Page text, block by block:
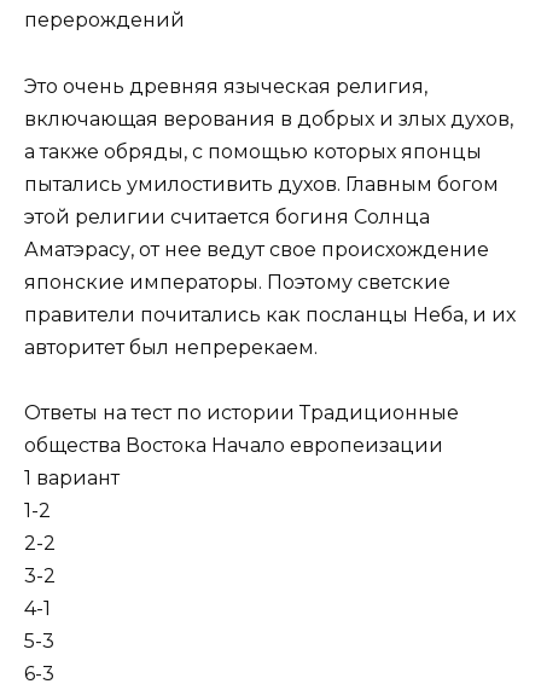
перерождений
Это очень древняя языческая религия,
включающая верова­ния в добрых и злых духов,
а также обряды, с помощью ко­торых японцы
пытались умилостивить духов. Главным богом
этой религии считается богиня Солнца
Аматэрасу, от нее ведут свое происхождение
японские императоры. Поэтому светские
правители почитались как посланцы Неба, и их
ав­торитет был непререкаем.
Ответы на тест по истории Традиционные
общества Востока Начало европеизации
1 вариант
1-2
2-2
3-2
4-1
5-3
6-3